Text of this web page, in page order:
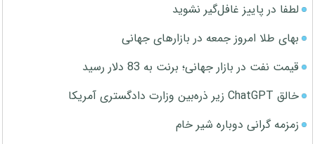
لطفا در پاییز غافل‌گیر نشوید
بهای طلا امروز جمعه در بازارهای جهانی
قیمت نفت در بازار جهانی؛ برنت به 83 دلار رسید
خالق ChatGPT زیر ذره‌بین وزارت دادگستری آمریکا
زمزمه گرانی دوباره شیر خام